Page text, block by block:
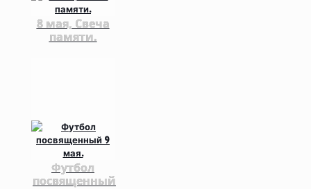
8 мая, Свеча
памяти.
Футбол
посвященный